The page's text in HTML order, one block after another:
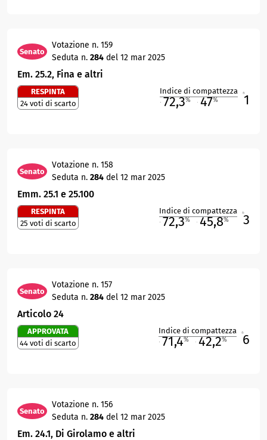
Senato
Votazione n. 159
Seduta n. 284 del 12 mar 2025
Em. 25.2, Fina e altri
RESPINTA
24 voti di scarto
Indice di compattezza
72,3% 47% 1
Senato
Votazione n. 158
Seduta n. 284 del 12 mar 2025
Emm. 25.1 e 25.100
RESPINTA
25 voti di scarto
Indice di compattezza
72,3% 45,8% 3
Senato
Votazione n. 157
Seduta n. 284 del 12 mar 2025
Articolo 24
APPROVATA
44 voti di scarto
Indice di compattezza
71,4% 42,2% 6
Senato
Votazione n. 156
Seduta n. 284 del 12 mar 2025
Em. 24.1, Di Girolamo e altri